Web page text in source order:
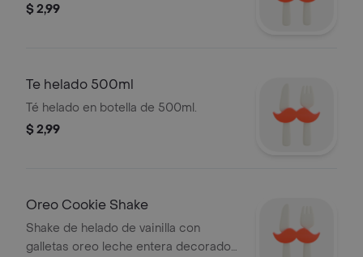
$ 2,99
Te helado 500ml
Té helado en botella de 500ml.
$ 2,99
Oreo Cookie Shake
Shake de helado de vainilla con
galletas oreo leche entera decorado